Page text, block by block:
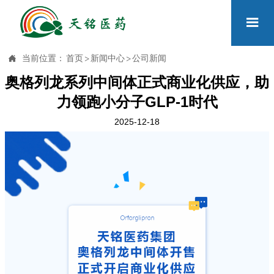

 当前位置： 首页 > 新闻中心 >公司新闻
奥格列龙系列中间体正式商业化供应，助
力领跑小分子GLP-1时代
2025-12-18